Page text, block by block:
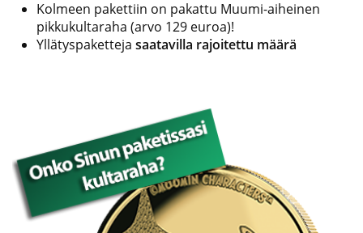
Kolmeen pakettiin on pakattu Muumi-aiheinen
pikkukultaraha (arvo 129 euroa)!
Yllätyspaketteja saatavilla rajoitettu määrä